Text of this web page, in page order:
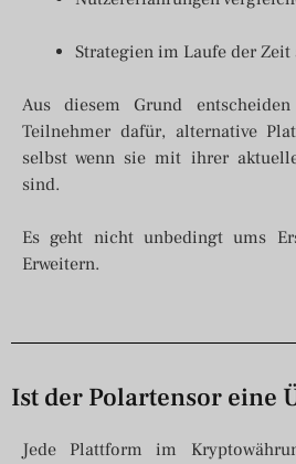
Strategien im Laufe der Zeit
Aus diesem Grund
Teilnehmer dafür, alternative
selbst wenn sie mit ihrer
sind.
Es geht nicht unbedingt ums
Erweitern.
Ist der Polartensor eine
Jede Plattform im